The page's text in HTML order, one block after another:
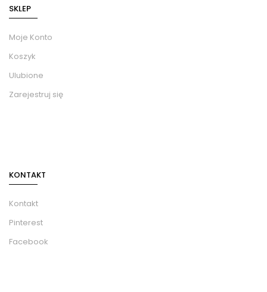
SKLEP
Moje Konto
Koszyk
Ulubione
Zarejestruj się
KONTAKT
Kontakt
Pinterest
Facebook